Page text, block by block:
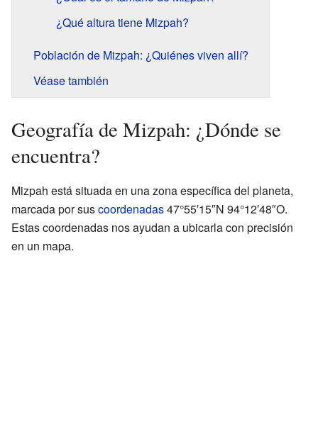
¿Qué altura tiene Mizpah?
Población de Mizpah: ¿Quiénes viven allí?
Véase también
Geografía de Mizpah: ¿Dónde se
encuentra?
Mizpah está situada en una zona específica del planeta,
marcada por suscoordenadas47°55′15″N 94°12′48″O.
Estas coordenadas nos ayudan a ubicarla con precisión
en un mapa.